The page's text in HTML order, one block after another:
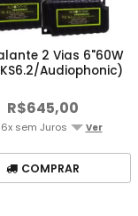
2 Vias 6"60W
Audiophonic)
R$645,00
6x sem Juros Ver
COMPRAR